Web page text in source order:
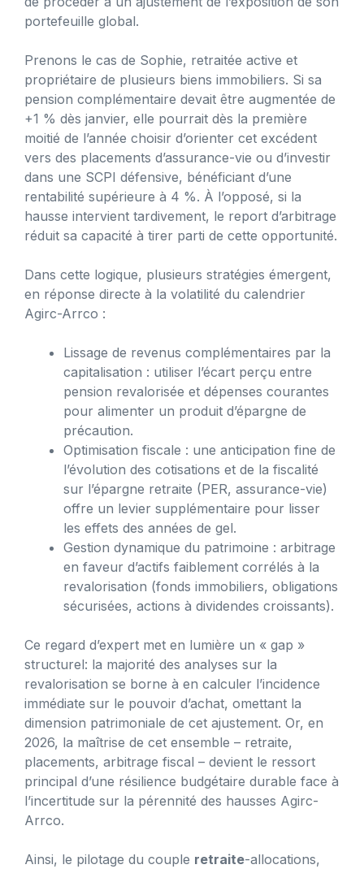
portefeuille global.
Prenons le cas de Sophie, retraitée active et
propriétaire de plusieurs biens immobiliers. Si sa
pension complémentaire devait être augmentée de
+1 % dès janvier, elle pourrait dès la première
moitié de l’année choisir d’orienter cet excédent
vers des placements d’assurance-vie ou d’investir
dans une SCPI défensive, bénéficiant d’une
rentabilité supérieure à 4 %. À l’opposé, si la
hausse intervient tardivement, le report d’arbitrage
réduit sa capacité à tirer parti de cette opportunité.
Dans cette logique, plusieurs stratégies émergent,
en réponse directe à la volatilité du calendrier
Agirc-Arrco :
Lissage de revenus complémentaires par la
capitalisation : utiliser l’écart perçu entre
pension revalorisée et dépenses courantes
pour alimenter un produit d’épargne de
précaution.
Optimisation fiscale : une anticipation fine de
l’évolution des cotisations et de la fiscalité
sur l’épargne retraite (PER, assurance-vie)
offre un levier supplémentaire pour lisser
les effets des années de gel.
Gestion dynamique du patrimoine : arbitrage
en faveur d’actifs faiblement corrélés à la
revalorisation (fonds immobiliers, obligations
sécurisées, actions à dividendes croissants).
Ce regard d’expert met en lumière un « gap »
structurel: la majorité des analyses sur la
revalorisation se borne à en calculer l’incidence
immédiate sur le pouvoir d’achat, omettant la
dimension patrimoniale de cet ajustement. Or, en
2026, la maîtrise de cet ensemble – retraite,
placements, arbitrage fiscal – devient le ressort
principal d’une résilience budgétaire durable face à
l’incertitude sur la pérennité des hausses Agirc-
Arrco.
Ainsi, le pilotage du couple retraite-allocations,